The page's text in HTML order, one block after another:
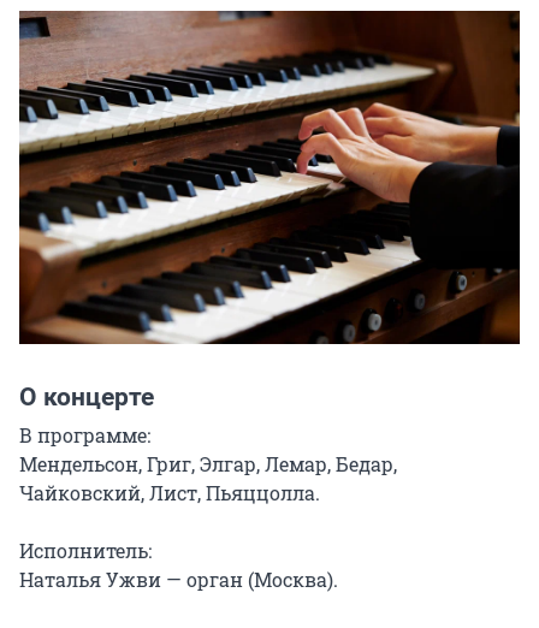
О концерте
В программе:
Мендельсон, Григ, Элгар, Лемар, Бедар,
Чайковский, Лист, Пьяццолла.
Исполнитель:
Наталья Ужви — орган (Москва).